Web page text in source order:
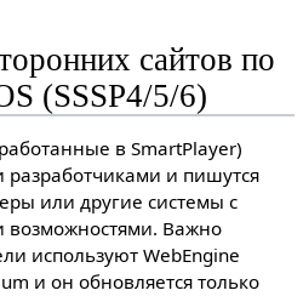
сайтов по
(SSSP4/5/6)
в SmartPlayer)
и пишутся
или другие системы с
возможностями. Важно
используют WebEngine
и он обновляется только